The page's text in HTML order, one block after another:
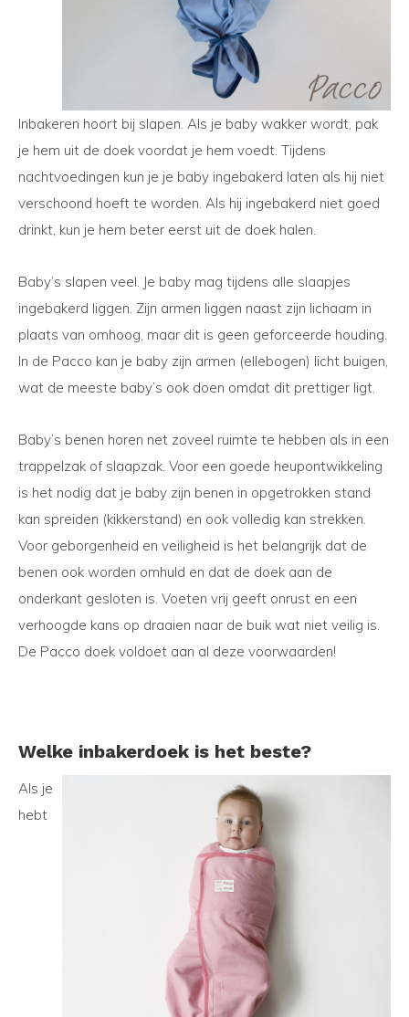
Inbakeren hoort bij slapen. Als je baby wakker wordt, pak
je hem uit de doek voordat je hem voedt. Tijdens
nachtvoedingen kun je je baby ingebakerd laten als hij niet
verschoond hoeft te worden. Als hij ingebakerd niet goed
drinkt, kun je hem beter eerst uit de doek halen.
Baby’s slapen veel. Je baby mag tijdens alle slaapjes
ingebakerd liggen. Zijn armen liggen naast zijn lichaam in
plaats van omhoog, maar dit is geen geforceerde houding.
In de Pacco kan je baby zijn armen (ellebogen) licht buigen,
wat de meeste baby’s ook doen omdat dit prettiger ligt.
Baby’s benen horen net zoveel ruimte te hebben als in een
trappelzak of slaapzak. Voor een goede heupontwikkeling
is het nodig dat je baby zijn benen in opgetrokken stand
kan spreiden (kikkerstand) en ook volledig kan strekken.
Voor geborgenheid en veiligheid is het belangrijk dat de
benen ook worden omhuld en dat de doek aan de
onderkant gesloten is. Voeten vrij geeft onrust en een
verhoogde kans op draaien naar de buik wat niet veilig is.
De Pacco doek voldoet aan al deze voorwaarden!
Welke inbakerdoek is het beste?
Als je
hebt